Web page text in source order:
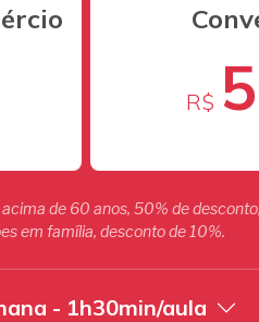
R$
de 60 anos, 50% de
em família, desconto de 10%.
- 1h30min/aula